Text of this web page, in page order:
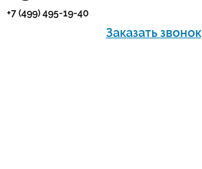
+7 (499) 495-19-40
Заказать звонок